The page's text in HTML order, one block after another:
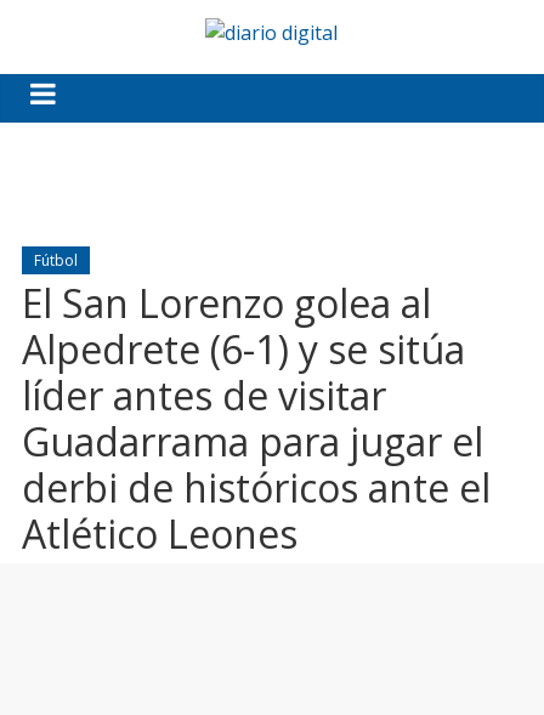
Fútbol
El San Lorenzo golea al
Alpedrete (6-1) y se sitúa
líder antes de visitar
Guadarrama para jugar el
derbi de históricos ante el
Atlético Leones